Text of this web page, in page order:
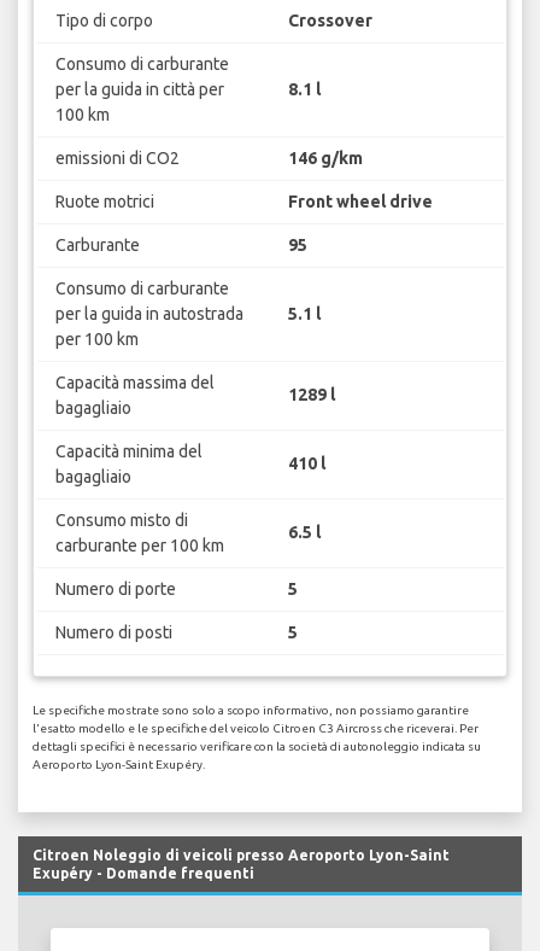
Tipo di corpo Crossover
Consumo di carburante
per la guida in città per
100 km
8.1 l
emissioni di CO2 146 g/km
Ruote motrici Front wheel drive
Carburante 95
Consumo di carburante
per la guida in autostrada
per 100 km
5.1 l
Capacità massima del
bagagliaio
1289 l
Capacità minima del
bagagliaio
410 l
Consumo misto di
carburante per 100 km
6.5 l
Numero di porte 5
Numero di posti 5
Le specifiche mostrate sono solo a scopo informativo, non possiamo garantire
l'esatto modello e le specifiche del veicolo Citroen C3 Aircross che riceverai. Per
dettagli specifici è necessario verificare con la società di autonoleggio indicata su
Aeroporto Lyon-Saint Exupéry.
Citroen Noleggio di veicoli presso Aeroporto Lyon-Saint
Exupéry - Domande frequenti